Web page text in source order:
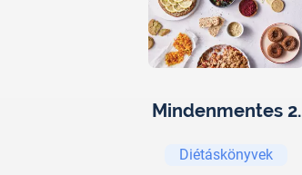
Mindenmentes 2.
Diétáskönyvek